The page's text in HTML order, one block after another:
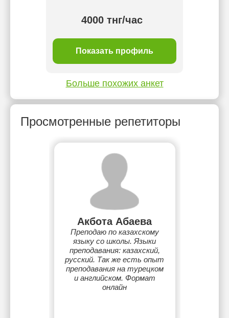
4000 тнг/час
Показать профиль
Больше похожих анкет
Просмотренные репетиторы
Акбота Абаева
Преподаю по казахскому
языку со школы. Языки
преподавания: казахский,
русский. Так же есть опыт
преподавания на турецком
и английском. Формат
онлайн